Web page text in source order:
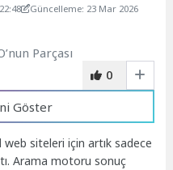
Güncelleme: 23 Mar 2026
0
Göster
web siteleri için artık sadece
Arama motoru sonuç